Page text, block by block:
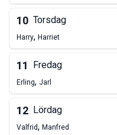
10 Torsdag
Harry, Harriet
11 Fredag
Erling, Jarl
12 Lördag
Valfrid, Manfred